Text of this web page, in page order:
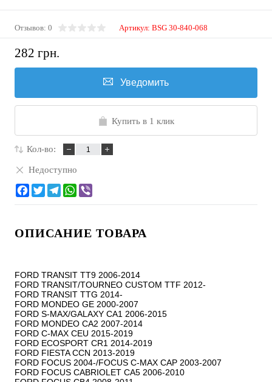
Отзывов: 0 Артикул: BSG 30-840-068
282 грн.
Уведомить
Купить в 1 клик
Кол-во:
Недоступно
ОПИСАНИЕ ТОВАРА
FORD TRANSIT TT9 2006-2014
FORD TRANSIT/TOURNEO CUSTOM TTF 2012-
FORD TRANSIT TTG 2014-
FORD MONDEO GE 2000-2007
FORD S-MAX/GALAXY CA1 2006-2015
FORD MONDEO CA2 2007-2014
FORD C-MAX CEU 2015-2019
FORD ECOSPORT CR1 2014-2019
FORD FIESTA CCN 2013-2019
FORD FOCUS 2004-/FOCUS C-MAX CAP 2003-2007
FORD FOCUS CABRIOLET CA5 2006-2010